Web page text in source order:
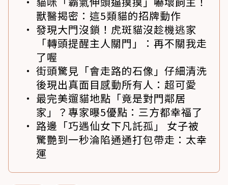
獸醫揭密：這5類貓的招牌動作
發現大門沒鎖！虎斑貓沒趁機逃家
「轉頭提醒主人關門」：再不關我走
了喔
街頭驚見「會走路的石像」仔細清洗
後現出真面目感動所有人：超可愛
最完美遛貓地點「竟是對門鄰居
家」？專家曝5優點：三方都幸福了
路邊「巧遇仙女下凡託孤」 女子被
驚艷到一秒淪陷通通打包帶走：太幸
運